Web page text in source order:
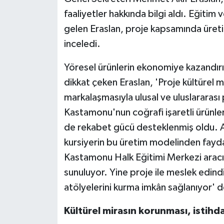
faaliyetler hakkında bilgi aldı.
gelen Eraslan, proje kapsamında
inceledi.
Yöresel ürünlerin ekonomiye
dikkat çeken Eraslan, 'Proje kültürel
markalaşmasıyla ulusal ve uluslararası
Kastamonu'nun coğrafi işaretli
de rekabet gücü desteklenmiş oldu.
kursiyerin bu üretim modelinden
Kastamonu Halk Eğitimi Merkezi
sunuluyor. Yine proje ile meslek
atölyelerini kurma imkân sağlanıyor'
Kültürel mirasın korunması,